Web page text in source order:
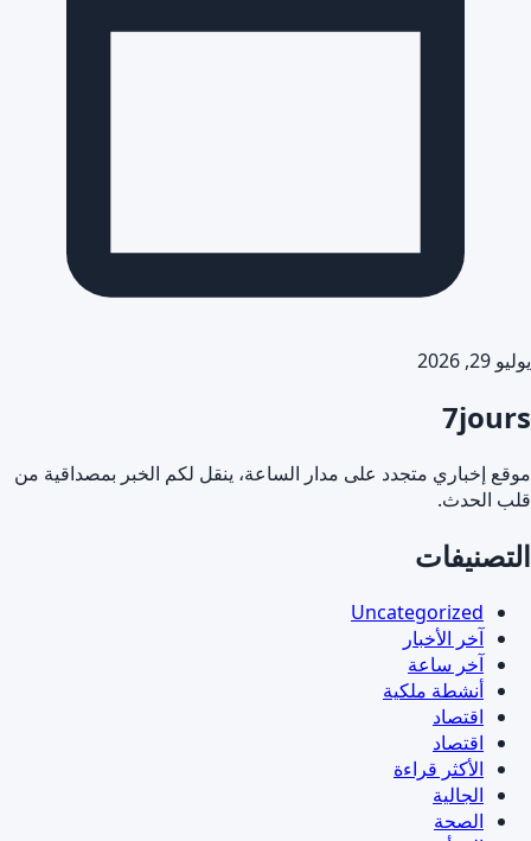
يوليو 29, 2026
7jours
موقع إخباري متجدد على مدار الساعة، ينقل لكم الخبر بمصداقية من
قلب الحدث.
التصنيفات
Uncategorized
آخر الأخبار
آخر ساعة
أنشطة ملكية
اقتصاد
اقتصاد
الأكثر قراءة
الجالية
الصحة